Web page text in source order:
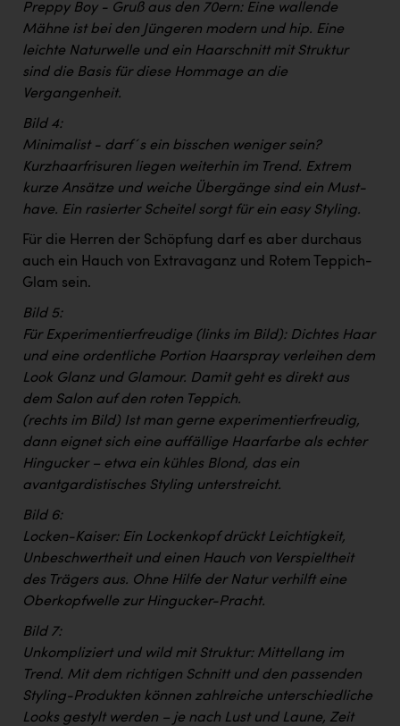
Preppy Boy - Gruß aus den 70ern: Eine wallende
Mähne ist bei den Jüngeren modern und hip. Eine
leichte Naturwelle und ein Haarschnitt mit Struktur
sind die Basis für diese Hommage an die
Vergangenheit.
Bild 4:
Minimalist - darf´s ein bisschen weniger sein?
Kurzhaarfrisuren liegen weiterhin im Trend. Extrem
kurze Ansätze und weiche Übergänge sind ein Must-
have. Ein rasierter Scheitel sorgt für ein easy Styling.
Für die Herren der Schöpfung darf es aber durchaus
auch ein Hauch von Extravaganz und Rotem Teppich-
Glam sein.
Bild 5:
Für Experimentierfreudige (links im Bild): Dichtes Haar
und eine ordentliche Portion Haarspray verleihen dem
Look Glanz und Glamour. Damit geht es direkt aus
dem Salon auf den roten Teppich.
(rechts im Bild) Ist man gerne experimentierfreudig,
dann eignet sich eine auffällige Haarfarbe als echter
Hingucker – etwa ein kühles Blond, das ein
avantgardistisches Styling unterstreicht.
Bild 6:
Locken-Kaiser: Ein Lockenkopf drückt Leichtigkeit,
Unbeschwertheit und einen Hauch von Verspieltheit
des Trägers aus. Ohne Hilfe der Natur verhilft eine
Oberkopfwelle zur Hingucker-Pracht.
Bild 7:
Unkompliziert und wild mit Struktur: Mittellang im
Trend. Mit dem richtigen Schnitt und den passenden
Styling-Produkten können zahlreiche unterschiedliche
Looks gestylt werden – je nach Lust und Laune, Zeit